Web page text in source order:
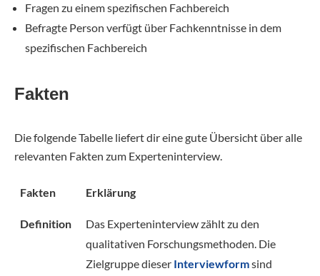
Fragen zu einem spezifischen Fachbereich
Befragte Person verfügt über Fachkenntnisse in dem
spezifischen Fachbereich
Fakten
Die folgende Tabelle liefert dir eine gute Übersicht über alle
relevanten Fakten zum Experteninterview.
Fakten Erklärung
Definition
Das Experteninterview zählt zu den
qualitativen Forschungsmethoden. Die
Zielgruppe dieser Interviewformsind